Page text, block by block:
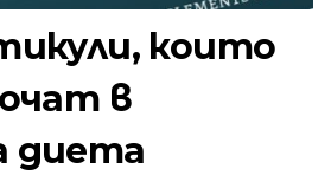
които
в
диета